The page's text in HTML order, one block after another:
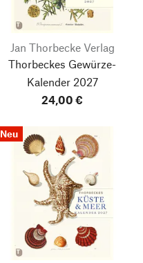
Jan Thorbecke Verlag
Thorbeckes Gewürze-
Kalender 2027
24,00 €
Neu